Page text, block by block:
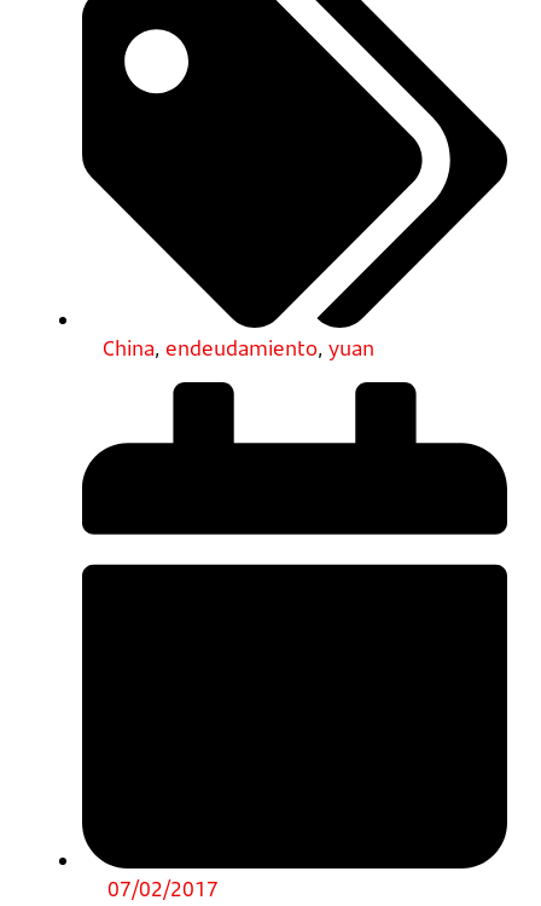
China, endeudamiento, yuan
07/02/2017